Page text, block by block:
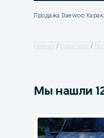
Продажа Daewoo
Главная Транспорт
Мы нашли